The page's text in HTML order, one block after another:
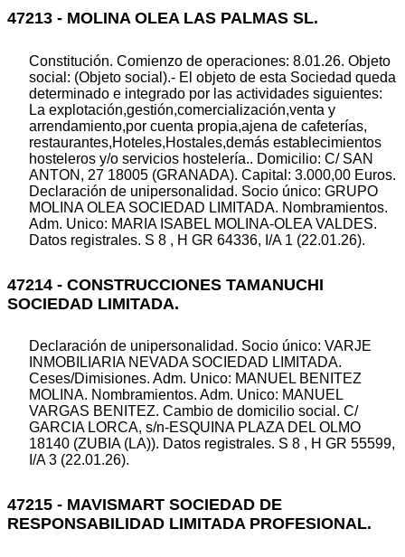
47213 - MOLINA OLEA LAS PALMAS SL.
Constitución. Comienzo de operaciones: 8.01.26. Objeto
social: (Objeto social).- El objeto de esta Sociedad queda
determinado e integrado por las actividades siguientes:
La explotación,gestión,comercialización,venta y
arrendamiento,por cuenta propia,ajena de cafeterías,
restaurantes,Hoteles,Hostales,demás establecimientos
hosteleros y/o servicios hostelería.. Domicilio: C/ SAN
ANTON, 27 18005 (GRANADA). Capital: 3.000,00 Euros.
Declaración de unipersonalidad. Socio único: GRUPO
MOLINA OLEA SOCIEDAD LIMITADA. Nombramientos.
Adm. Unico: MARIA ISABEL MOLINA-OLEA VALDES.
Datos registrales. S 8 , H GR 64336, I/A 1 (22.01.26).
47214 - CONSTRUCCIONES TAMANUCHI
SOCIEDAD LIMITADA.
Declaración de unipersonalidad. Socio único: VARJE
INMOBILIARIA NEVADA SOCIEDAD LIMITADA.
Ceses/Dimisiones. Adm. Unico: MANUEL BENITEZ
MOLINA. Nombramientos. Adm. Unico: MANUEL
VARGAS BENITEZ. Cambio de domicilio social. C/
GARCIA LORCA, s/n-ESQUINA PLAZA DEL OLMO
18140 (ZUBIA (LA)). Datos registrales. S 8 , H GR 55599,
I/A 3 (22.01.26).
47215 - MAVISMART SOCIEDAD DE
RESPONSABILIDAD LIMITADA PROFESIONAL.